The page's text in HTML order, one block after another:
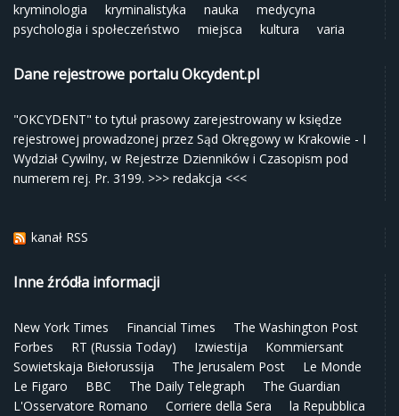
kryminologia
kryminalistyka nauka
medycyna
psychologia i społeczeństwo
miejsca kultura varia
Dane rejestrowe portalu Okcydent.pl
"OKCYDENT" to tytuł prasowy zarejestrowany w księdze
rejestrowej prowadzonej przez Sąd Okręgowy w Krakowie - I
Wydział Cywilny, w Rejestrze Dzienników i Czasopism pod
numerem rej. Pr. 3199. >>> redakcja <<<
kanał RSS
Inne źródła informacji
New York Times Financial Times
The Washington Post
Forbes
RT (Russia Today) Izwiestija
Kommiersant
Sowietskaja Biełorussija
The Jerusalem Post
Le Monde
Le Figaro
BBC The Daily Telegraph
The Guardian
L'Osservatore Romano
Corriere della Sera
la Repubblica